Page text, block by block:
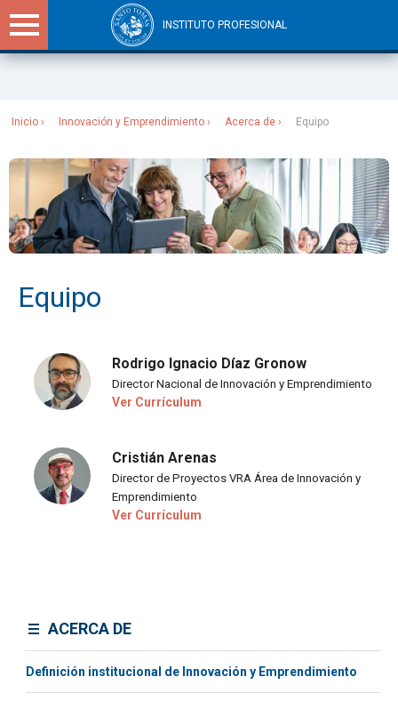
INSTITUTO PROFESIONAL
Inicio Innovación y Emprendimiento Acerca de Equipo
Equipo
Rodrigo Ignacio Díaz Gronow
Director Nacional de Innovación y Emprendimiento
Ver Currículum
Cristián Arenas
Director de Proyectos VRA Área de Innovación y
Emprendimiento
Ver Currículum
ACERCA DE
Definición institucional de Innovación y Emprendimiento